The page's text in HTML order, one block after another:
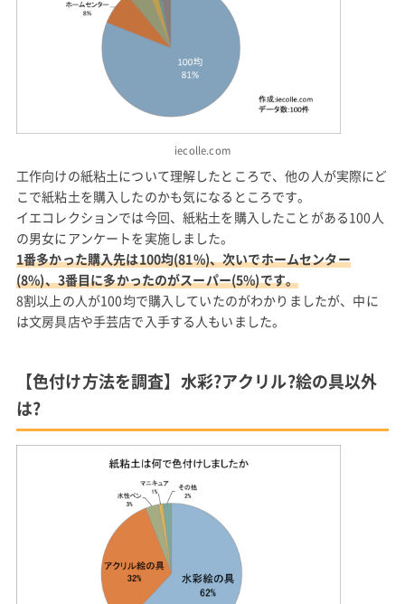
iecolle.com
工作向けの紙粘土について理解したところで、他の人が実際にど
こで紙粘土を購入したのかも気になるところです。
イエコレクションでは今回、紙粘土を購入したことがある100人
の男女にアンケートを実施しました。
1番多かった購入先は100均(81%)、次いでホームセンター
(8%)、3番目に多かったのがスーパー(5%)です。
8割以上の人が100均で購入していたのがわかりましたが、中に
は文房具店や手芸店で入手する人もいました。
【色付け方法を調査】水彩?アクリル?絵の具以外
は?